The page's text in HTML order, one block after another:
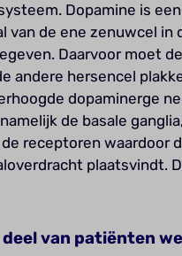
Dopamine is
van de ene zenuwcel
Daarvoor moet
andere hersencel
dopaminerge
de basale
receptoren waardoor
plaatsvindt.
deel van patiënten